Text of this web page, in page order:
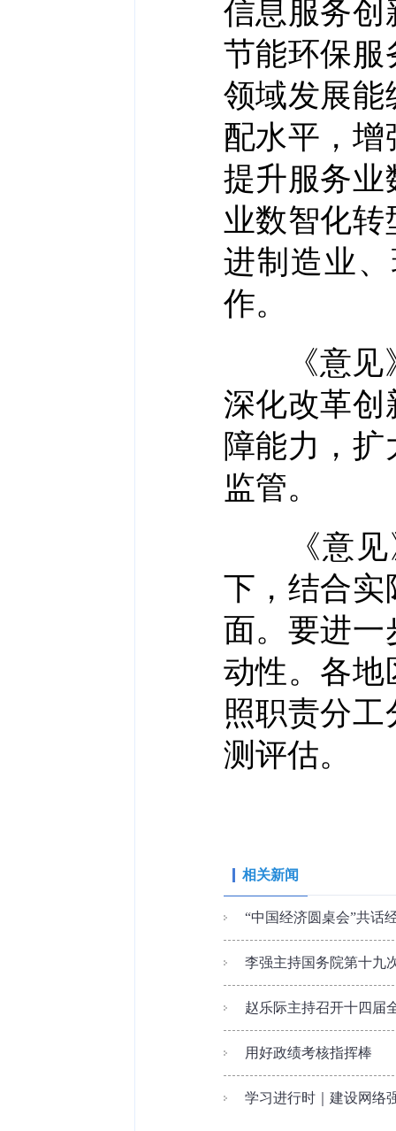
节能环保
领域发展
配水平，
提升服务
业数智化
进制造业
作。
《意见》
深化改革
障能力，
监管。
《意见
下，结合
面。要进
动性。各
照职责分
测评估。
相关新闻
“中国经济圆桌会”共话
李强主持国务院第十九
赵乐际主持召开十四届
用好政绩考核指挥棒
学习进行时｜建设网络